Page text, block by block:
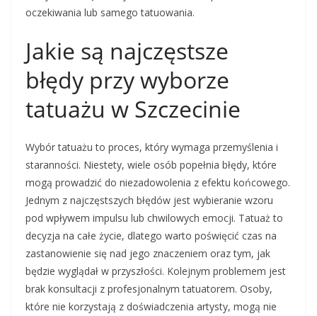
oczekiwania lub samego tatuowania.
Jakie są najczęstsze
błędy przy wyborze
tatuażu w Szczecinie
Wybór tatuażu to proces, który wymaga przemyślenia i
staranności. Niestety, wiele osób popełnia błędy, które
mogą prowadzić do niezadowolenia z efektu końcowego.
Jednym z najczęstszych błędów jest wybieranie wzoru
pod wpływem impulsu lub chwilowych emocji. Tatuaż to
decyzja na całe życie, dlatego warto poświęcić czas na
zastanowienie się nad jego znaczeniem oraz tym, jak
będzie wyglądał w przyszłości. Kolejnym problemem jest
brak konsultacji z profesjonalnym tatuatorem. Osoby,
które nie korzystają z doświadczenia artysty, mogą nie